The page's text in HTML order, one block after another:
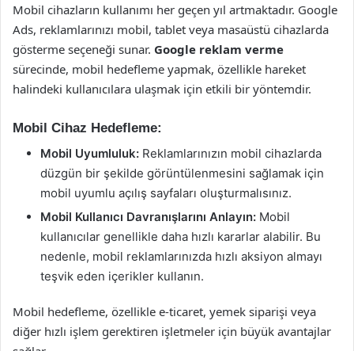
Mobil cihazların kullanımı her geçen yıl artmaktadır. Google
Ads, reklamlarınızı mobil, tablet veya masaüstü cihazlarda
gösterme seçeneği sunar. Google reklam verme
sürecinde, mobil hedefleme yapmak, özellikle hareket
halindeki kullanıcılara ulaşmak için etkili bir yöntemdir.
Mobil Cihaz Hedefleme:
Mobil Uyumluluk: Reklamlarınızın mobil cihazlarda
düzgün bir şekilde görüntülenmesini sağlamak için
mobil uyumlu açılış sayfaları oluşturmalısınız.
Mobil Kullanıcı Davranışlarını Anlayın: Mobil
kullanıcılar genellikle daha hızlı kararlar alabilir. Bu
nedenle, mobil reklamlarınızda hızlı aksiyon almayı
teşvik eden içerikler kullanın.
Mobil hedefleme, özellikle e-ticaret, yemek siparişi veya
diğer hızlı işlem gerektiren işletmeler için büyük avantajlar